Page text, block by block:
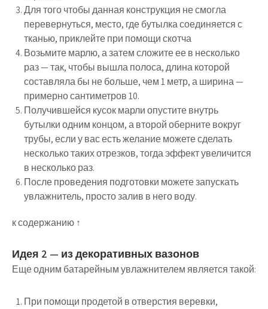
Для того чтобы данная конструкция не смогла
перевернуться, место, где бутылка соединяется с
тканью, приклейте при помощи скотча
Возьмите марлю, а затем сложите ее в несколько
раз — так, чтобы вышла полоса, длина которой
составляла бы не больше, чем 1 метр, а ширина —
примерно сантиметров 10.
Получившейся кусок марли опустите внутрь
бутылки одним концом, а второй оберните вокруг
трубы, если у вас есть желание можете сделать
несколько таких отрезков, тогда эффект увеличится
в несколько раз.
После проведения подготовки можете запускать
увлажнитель, просто залив в него воду.
к содержанию ↑
Идея 2 — из декоративных вазонов
Еще одним батарейным увлажнителем является такой:
При помощи продетой в отверстия веревки,